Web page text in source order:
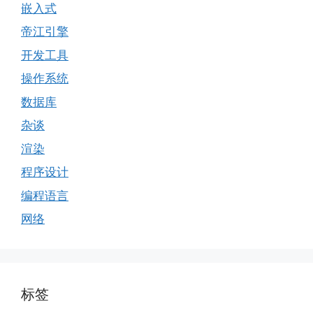
嵌入式
帝江引擎
开发工具
操作系统
数据库
杂谈
渲染
程序设计
编程语言
网络
标签